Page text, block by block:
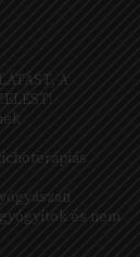
A
és nem